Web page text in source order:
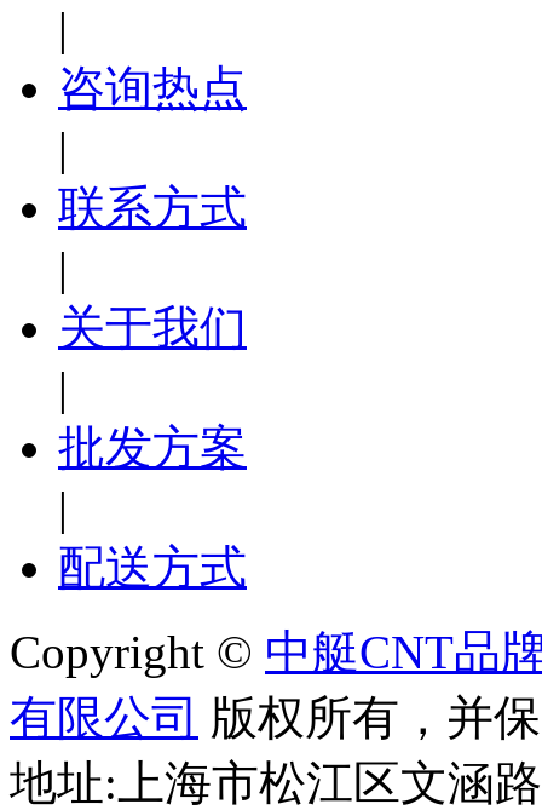
|
咨询热点
|
联系方式
|
关于我们
|
批发方案
|
配送方式
Copyright © 中艇CNT品
有限公司 版权所有，并
地址:上海市松江区文涵